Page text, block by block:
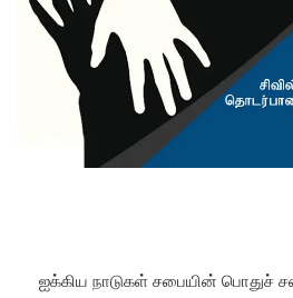
ஐக்கிய நாடுகள் சபையின் பொதுச்